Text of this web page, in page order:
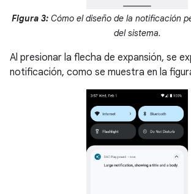
Figura 3: Cómo el diseño de la notificación
del sistema.
Al presionar la flecha de expansión, se
notificación, como se muestra en la